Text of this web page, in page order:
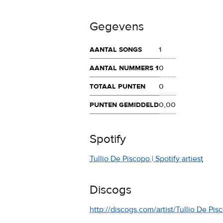
Gegevens
aantal songs
1
aantal nummers 10
totaal punten
0
punten gemiddeld0,00
Spotify
Tullio De Piscopo | Spotify artiest
Discogs
http://discogs.com/artist/Tullio De